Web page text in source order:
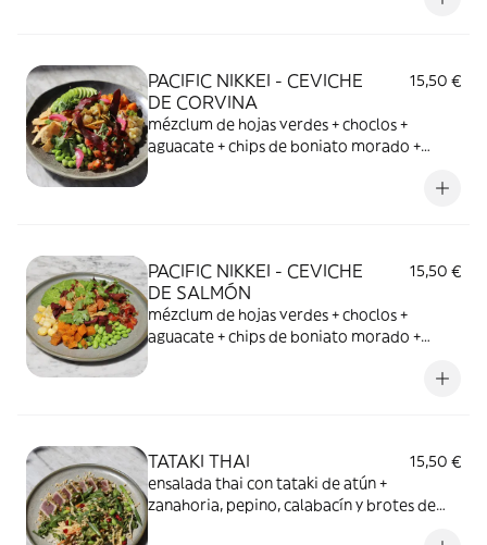
PACIFIC NIKKEI - CEVICHE
DE CORVINA
15,50 €
mézclum de hojas verdes + choclos +
aguacate + chips de boniato morado +
totopos + mayonesa de fruta de la pasión +
PACIFIC NIKKEI - CEVICHE
DE SALMÓN
15,50 €
mézclum de hojas verdes + choclos +
aguacate + chips de boniato morado +
totopos + mayonesa de fruta de la pasión +
TATAKI THAI
15,50 €
ensalada thai con tataki de atún +
zanahoria, pepino, calabacín y brotes de